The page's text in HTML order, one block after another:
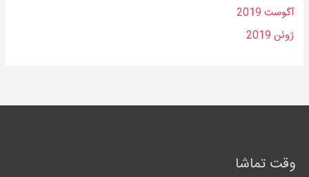
آگوست 2019
ژوئن 2019
وقت تماشا